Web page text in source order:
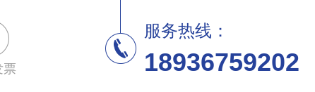
票
服务热线：
18936759202